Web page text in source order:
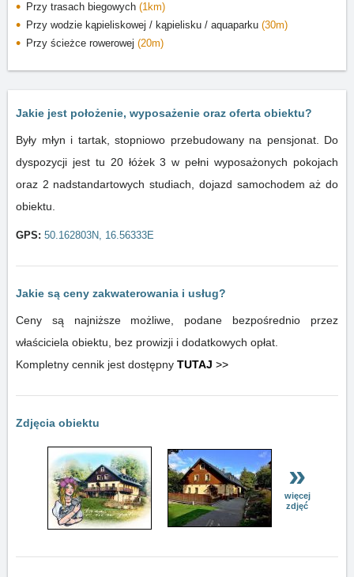
Przy trasach biegowych (1km)
Przy wodzie kąpieliskowej / kąpielisku / aquaparku (30m)
Przy ścieżce rowerowej (20m)
Jakie jest położenie, wyposażenie oraz oferta obiektu?
Były młyn i tartak, stopniowo przebudowany na pensjonat. Do
dyspozycji jest tu 20 łóżek 3 w pełni wyposażonych pokojach
oraz 2 nadstandartowych studiach, dojazd samochodem aż do
obiektu.
GPS: 50.162803N, 16.56333E
Jakie są ceny zakwaterowania i usług?
Ceny są najniższe możliwe, podane bezpośrednio przez
właściciela obiektu, bez prowizji i dodatkowych opłat.
Kompletny cennik jest dostępny TUTAJ >>
Zdjęcia obiektu
»
więcej
zdjęć